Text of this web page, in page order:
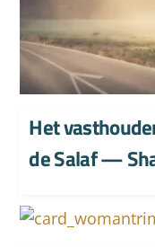
Het
de Salaf —